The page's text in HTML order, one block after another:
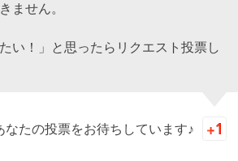
ません。
い！」と思ったらリクエスト投票し
なたの投票をお待ちしています♪